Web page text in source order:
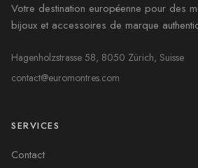
Votre destination européenne pour des
bijoux et accessoires de marque
Hagenholzstrasse 58, 8050 Zürich, Suisse
contact@euromontres.com
SERVICES
Contact